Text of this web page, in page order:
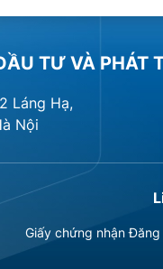
TƯ VÀ PHÁT
Láng Hạ,
Nội
Giấy chứng nhận